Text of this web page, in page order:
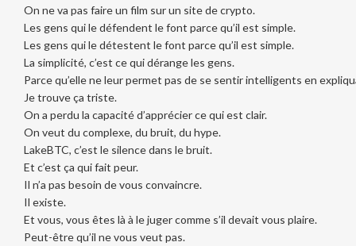
On ne va pas faire un film sur un site de crypto.
Les gens qui le défendent le font parce qu’il est simple.
Les gens qui le détestent le font parce qu’il est simple.
La simplicité, c’est ce qui dérange les gens.
Parce qu’elle ne leur permet pas de se sentir intelligents en
Je trouve ça triste.
On a perdu la capacité d’apprécier ce qui est clair.
On veut du complexe, du bruit, du hype.
LakeBTC, c’est le silence dans le bruit.
Et c’est ça qui fait peur.
Il n’a pas besoin de vous convaincre.
Il existe.
Et vous, vous êtes là à le juger comme s’il devait vous plaire.
Peut-être qu’il ne vous veut pas.